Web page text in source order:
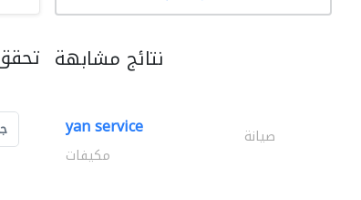
نتائج مشابهة
yan service صيانة
مكيفات